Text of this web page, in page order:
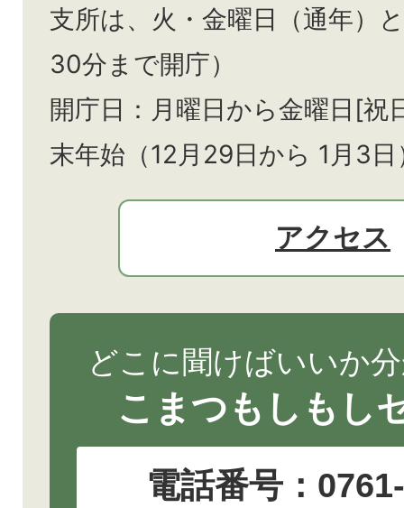
支所は、火・金曜日（通年）と
30分まで開庁）
開庁日：月曜日から金曜日[祝
末年始（12月29日から 1月3
アクセス
どこに聞けばいいか
こまつもしもし
電話番号：